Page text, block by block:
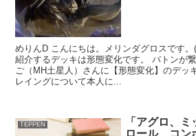
めりんD こんにちは。メリンダグロスです。
紹介するデッキは形態変化です。 バトンが
ご（MH土星人）さんに【形態変化】のデッ
レイングについて本人に...
TEPPEN
「アグロ、